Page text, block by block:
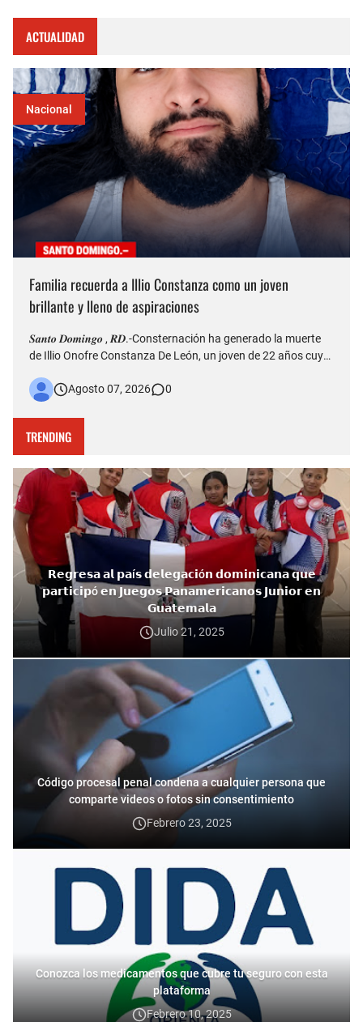
ACTUALIDAD
Nacional
Familia recuerda a Illio Constanza como un joven
brillante y lleno de aspiraciones
𝑺𝒂𝒏𝒕𝒐 𝑫𝒐𝒎𝒊𝒏𝒈𝒐 , 𝑹𝑫.-Consternación ha generado la muerte
de Illio Onofre Constanza De León, un joven de 22 años cuyo
quedó captado en videos que posteriormente fueron
Agosto 07, 2026 0
TRENDING
𝗥𝗲𝗴𝗿𝗲𝘀𝗮 𝗮𝗹 𝗽𝗮í𝘀 𝗱𝗲𝗹𝗲𝗴𝗮𝗰𝗶ó𝗻 𝗱𝗼𝗺𝗶𝗻𝗶𝗰𝗮𝗻𝗮 𝗾𝘂𝗲
𝗽𝗮𝗿𝘁𝗶𝗰𝗶𝗽ó 𝗲𝗻 𝗝𝘂𝗲𝗴𝗼𝘀 𝗣𝗮𝗻𝗮𝗺𝗲𝗿𝗶𝗰𝗮𝗻𝗼𝘀 𝗝𝘂𝗻𝗶𝗼𝗿 𝗲𝗻
𝗚𝘂𝗮𝘁𝗲𝗺𝗮𝗹𝗮
Julio 21, 2025
Código procesal penal condena a cualquier persona que
comparte videos o fotos sin consentimiento
Febrero 23, 2025
Conozca los medicamentos que cubre tu seguro con esta
plataforma
Febrero 10, 2025